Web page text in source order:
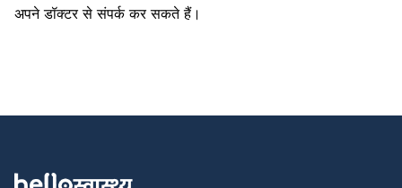
अपने डॉक्टर से संपर्क कर सकते हैं।